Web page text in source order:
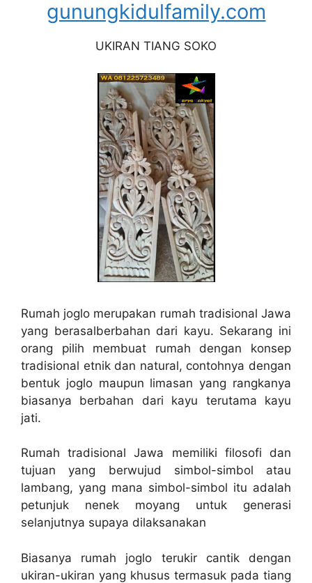
gunungkidulfamily.com
UKIRAN TIANG SOKO
Rumah joglo merupakan rumah tradisional Jawa
yang berasalberbahan dari kayu. Sekarang ini
orang pilih membuat rumah dengan konsep
tradisional etnik dan natural, contohnya dengan
bentuk joglo maupun limasan yang rangkanya
biasanya berbahan dari kayu terutama kayu
jati.
Rumah tradisional Jawa memiliki filosofi dan
tujuan yang berwujud simbol-simbol atau
lambang, yang mana simbol-simbol itu adalah
petunjuk nenek moyang untuk generasi
selanjutnya supaya dilaksanakan
Biasanya rumah joglo terukir cantik dengan
ukiran-ukiran yang khusus termasuk pada tiang